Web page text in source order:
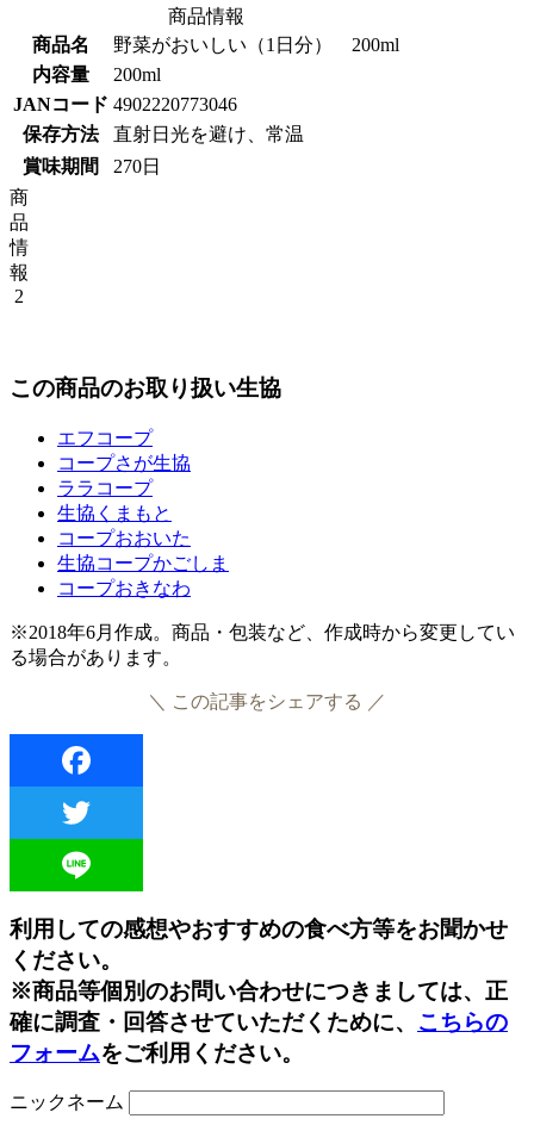
商品情報
商品名
野菜がおいしい（1日分） 200ml
内容量
200ml
JANコード 4902220773046
保存方法
直射日光を避け、常温
賞味期間
270日
商
品
情
報
2
この商品のお取り扱い生協
エフコープ
コープさが生協
ララコープ
生協くまもと
コープおおいた
生協コープかごしま
コープおきなわ
※2018年6月作成。商品・包装など、作成時から変更してい
る場合があります。
＼ この記事をシェアする ／
利用しての感想やおすすめの食べ方等をお聞かせ
ください。
※商品等個別のお問い合わせにつきましては、正
確に調査・回答させていただくために、 こちらの
フォームをご利用ください。
ニックネーム